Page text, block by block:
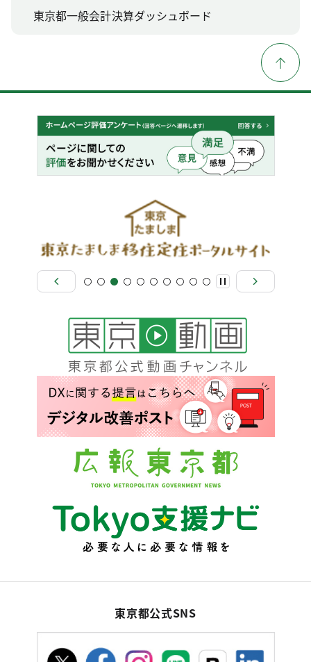
東京都一般会計決算ダッシュボード
東京都公式SNS